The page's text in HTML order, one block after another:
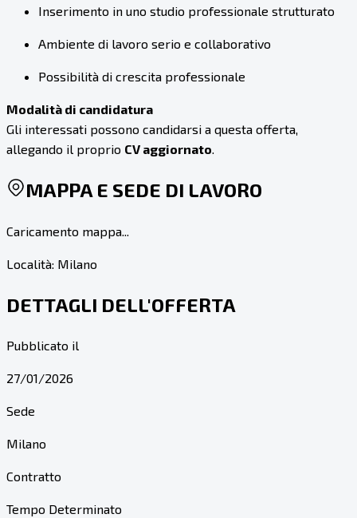
Inserimento in uno studio professionale strutturato
Ambiente di lavoro serio e collaborativo
Possibilità di crescita professionale
Modalità di candidatura
Gli interessati possono candidarsi a questa offerta,
allegando il proprio CV aggiornato.
MAPPA E SEDE DI LAVORO
Caricamento mappa...
Località: Milano
DETTAGLI DELL'OFFERTA
Pubblicato il
27/01/2026
Sede
Milano
Contratto
Tempo Determinato